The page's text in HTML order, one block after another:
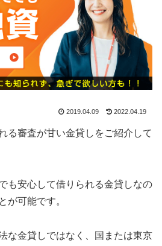
2019.04.09 2022.04.19
る審査が甘い金貸しをご紹介して
も安心して借りられる金貸しなの
が可能です。
な金貸しではなく、国または東京